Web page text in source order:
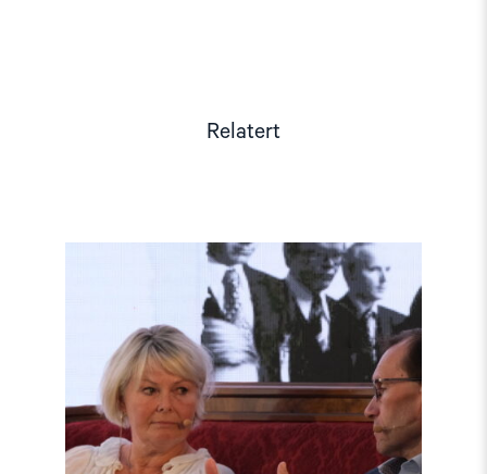
Relatert
Read
article
"Møt
Helsingforskomiteen
på
Arendalsuka
2026"